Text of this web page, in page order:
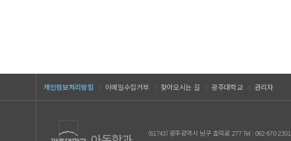
개인정보처리방침 이메일수집거부 찾아오시는 길 광주대학교 관리자
(61743) 광주광역시 남구 효덕로 277 Tel : 062-670-2301